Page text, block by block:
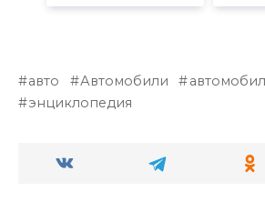
авто Автомобили
энциклопедия